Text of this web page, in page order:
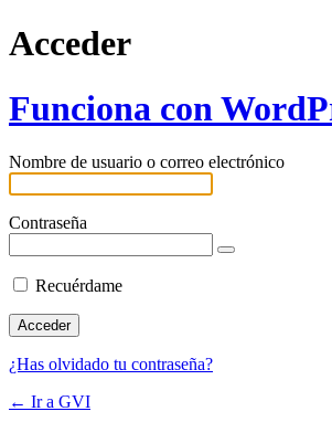
Acceder
Funciona con
Nombre de usuario o correo electrónico
Contraseña
Recuérdame
¿Has olvidado tu contraseña?
← Ir a GVI